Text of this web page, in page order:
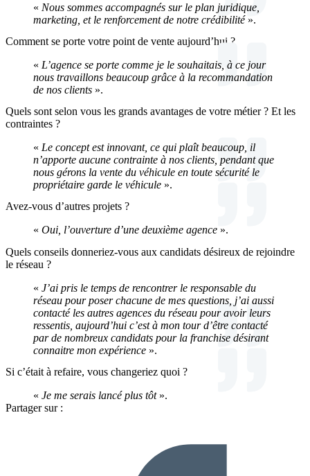
« Nous sommes accompagnés sur le plan juridique,
marketing, et le renforcement de notre crédibilité».
Comment se porte votre point de vente aujourd’hui ?
« L’agence se porte comme je le souhaitais, à ce jour
nous travaillons beaucoup grâce à la recommandation
de nos clients ».
Quels sont selon vous les grands avantages de votre métier ? Et les
contraintes ?
« Le concept est innovant, ce qui plaît beaucoup, il
n’apporte aucune contrainte à nos clients, pendant que
nous gérons la vente du véhicule en toute sécurité le
propriétaire garde le véhicule ».
Avez-vous d’autres projets ?
« Oui, l’ouverture d’une deuxième agence ».
Quels conseils donneriez-vous aux candidats désireux de rejoindre
le réseau ?
« J’ai pris le temps de rencontrer le responsable du
réseau pour poser chacune de mes questions, j’ai aussi
contacté les autres agences du réseau pour avoir leurs
ressentis, aujourd’hui c’est à mon tour d’être contacté
par de nombreux candidats pour la franchise désirant
connaitre mon expérience ».
Si c’était à refaire, vous changeriez quoi ?
« Je me serais lancé plus tôt».
Partager sur :